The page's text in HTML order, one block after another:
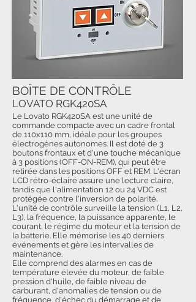
Le Lovato RGK420SA est une unité de
commande compacte avec un cadre frontal
de 110x110 mm, idéale pour les groupes
électrogènes autonomes. Il est doté de 3
boutons frontaux et d'une touche mécanique
à 3 positions (OFF-ON-REM), qui peut être
retirée dans les positions OFF et REM. L'écran
LCD rétro-éclairé assure une lecture claire,
tandis que l'alimentation 12 ou 24 VDC est
protégée contre l'inversion de polarité.
L'unité de contrôle surveille la tension (L1, L2,
L3), la fréquence, la puissance apparente, le
courant, le régime du moteur et la tension de
la batterie. Elle mémorise les 40 derniers
événements et gère les intervalles de
maintenance.
Elle comprend des alarmes en cas de
température élevée du moteur, de faible
pression d'huile, de faible niveau de
carburant, d'anomalies de tension ou de
fréquence, d'échec du démarrage et de
BOÎTE DE CONTRÔLE
LOVATO RGK420SA